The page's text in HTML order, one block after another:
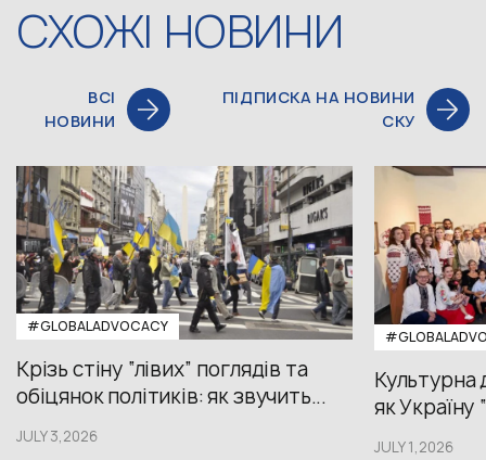
СХОЖІ НОВИНИ
ВСІ
НОВИНИ
ПІДПИСКА НА НОВИНИ
СКУ
#GLOBALADVOCACY
Крізь стіну “лівих” поглядів та
обіцянок політиків: як звучить...
JULY 3,2026
Культурна
як
JULY 1,2026